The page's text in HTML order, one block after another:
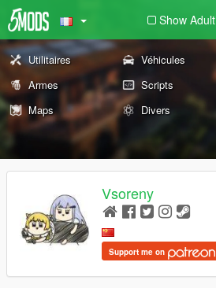
Show Adult
Utilitaires Véhicules
Armes
Scripts
Maps
Divers
Vsoreny
Support me on